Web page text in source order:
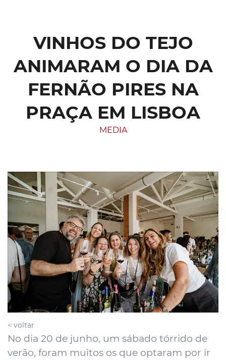
VINHOS DO TEJO
ANIMARAM O DIA DA
FERNÃO PIRES NA
PRAÇA EM LISBOA
MEDIA
< voltar
No dia 20 de junho, um sábado tórrido de
verão, foram muitos os que optaram por ir